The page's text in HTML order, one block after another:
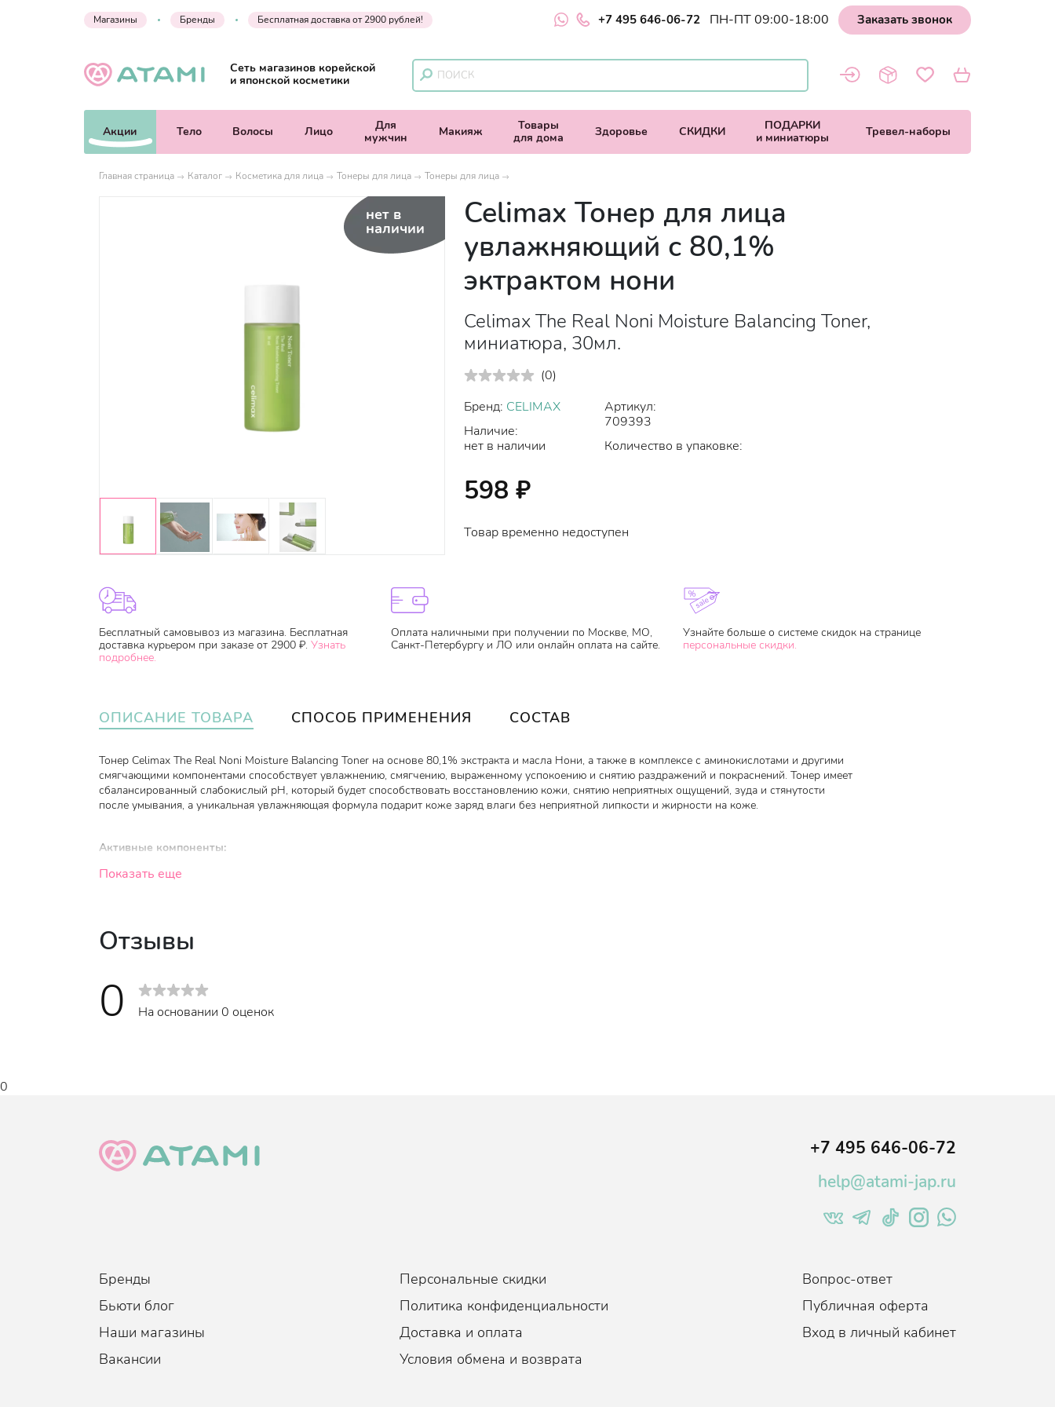
Магазины Бренды Бесплатная доставка от 2900 рублей! +7 495 646-06-72 ПН-ПТ 09:00-18:00 Заказать звонок
Сеть магазинов корейской
и японской косметики
Акции Тело Волосы Лицо
Для
мужчин
Макияж
Товары
для дома
Здоровье СКИДКИ
ПОДАРКИ
и миниатюры
Тревел-наборы
Главная страница Каталог Косметика для лица Тонеры для лица Тонеры для лица
нет в
наличии
Celimax Тонер для лица
увлажняющий с 80,1%
эктрактом нони
Celimax The Real Noni Moisture Balancing Toner,
миниатюра, 30мл.
(0)
Бренд: CELIMAX
Наличие:
нет в наличии
Артикул:
709393
Количество в упаковке:
598 ₽
Товар временно недоступен
Бесплатный самовывоз из магазина. Бесплатная
доставка курьером при заказе от 2900 ₽. Узнать
подробнее.
Оплата наличными при получении по Москве, МО,
Санкт-Петербургу и ЛО или онлайн оплата на сайте.
Узнайте больше о системе скидок на странице
персональные скидки.
ОПИСАНИЕ ТОВАРА СПОСОБ ПРИМЕНЕНИЯ СОСТАВ
Тонер Celimax The Real Noni Moisture Balancing Toner на основе 80,1% экстракта и масла Нони, а также в комплексе с аминокислотами и другими
смягчающими компонентами способствует увлажнению, смягчению, выраженному успокоению и снятию раздражений и покраснений. Тонер имеет
сбалансированный слабокислый рН, который будет способствовать восстановлению кожи, снятию неприятных ощущений, зуда и стянутости
после умывания, а уникальная увлажняющая формула подарит коже заряд влаги без неприятной липкости и жирности на коже.
Активные компоненты:
Экстракт фруктов нони (моринда цитрусолистная) + Масло нони (80,1%) оберегают ДНК-клеток от поражения
раны и гнойники, выступают прекрасным помощником в борьбе с акне, обладают антибактериальным действием и
при этом насыщают кожу необходимыми минералами и витаминами, оказывая впечатляющий лифтинг-эффект и
придавая лицу приятную шелковистость, нежность и гладкость, а также уменьшают выраженность мимических морщин и
укрепляют рыхлую, уставшую кожу;
«заблюренности» и тем самым скрывая мелкие несовершенства, оказывает дренажное действие, снимая припухлости и
болевые ощущения, часто возникающее при акне и аллергических высыпаниях;
испарение влаги, обезвоживание и стянутость, уплотняют и придают объём дряблой, возрастной коже, предохраняют от
пагубного влияния свободных радикалов, а также уменьшают гиперпигментацию, возвращая лицу ровный и здоровый
Показать еще
Отзывы
0 На основании 0 оценок
0
+7 495 646-06-72
help@atami-jap.ru
Бренды
Бьюти блог
Наши магазины
Вакансии
Персональные скидки
Политика конфиденциальности
Доставка и оплата
Условия обмена и возврата
Вопрос-ответ
Публичная оферта
Вход в личный кабинет